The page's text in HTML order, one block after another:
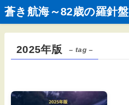
蒼き航海～82歳の羅針盤
2025年版 – tag –